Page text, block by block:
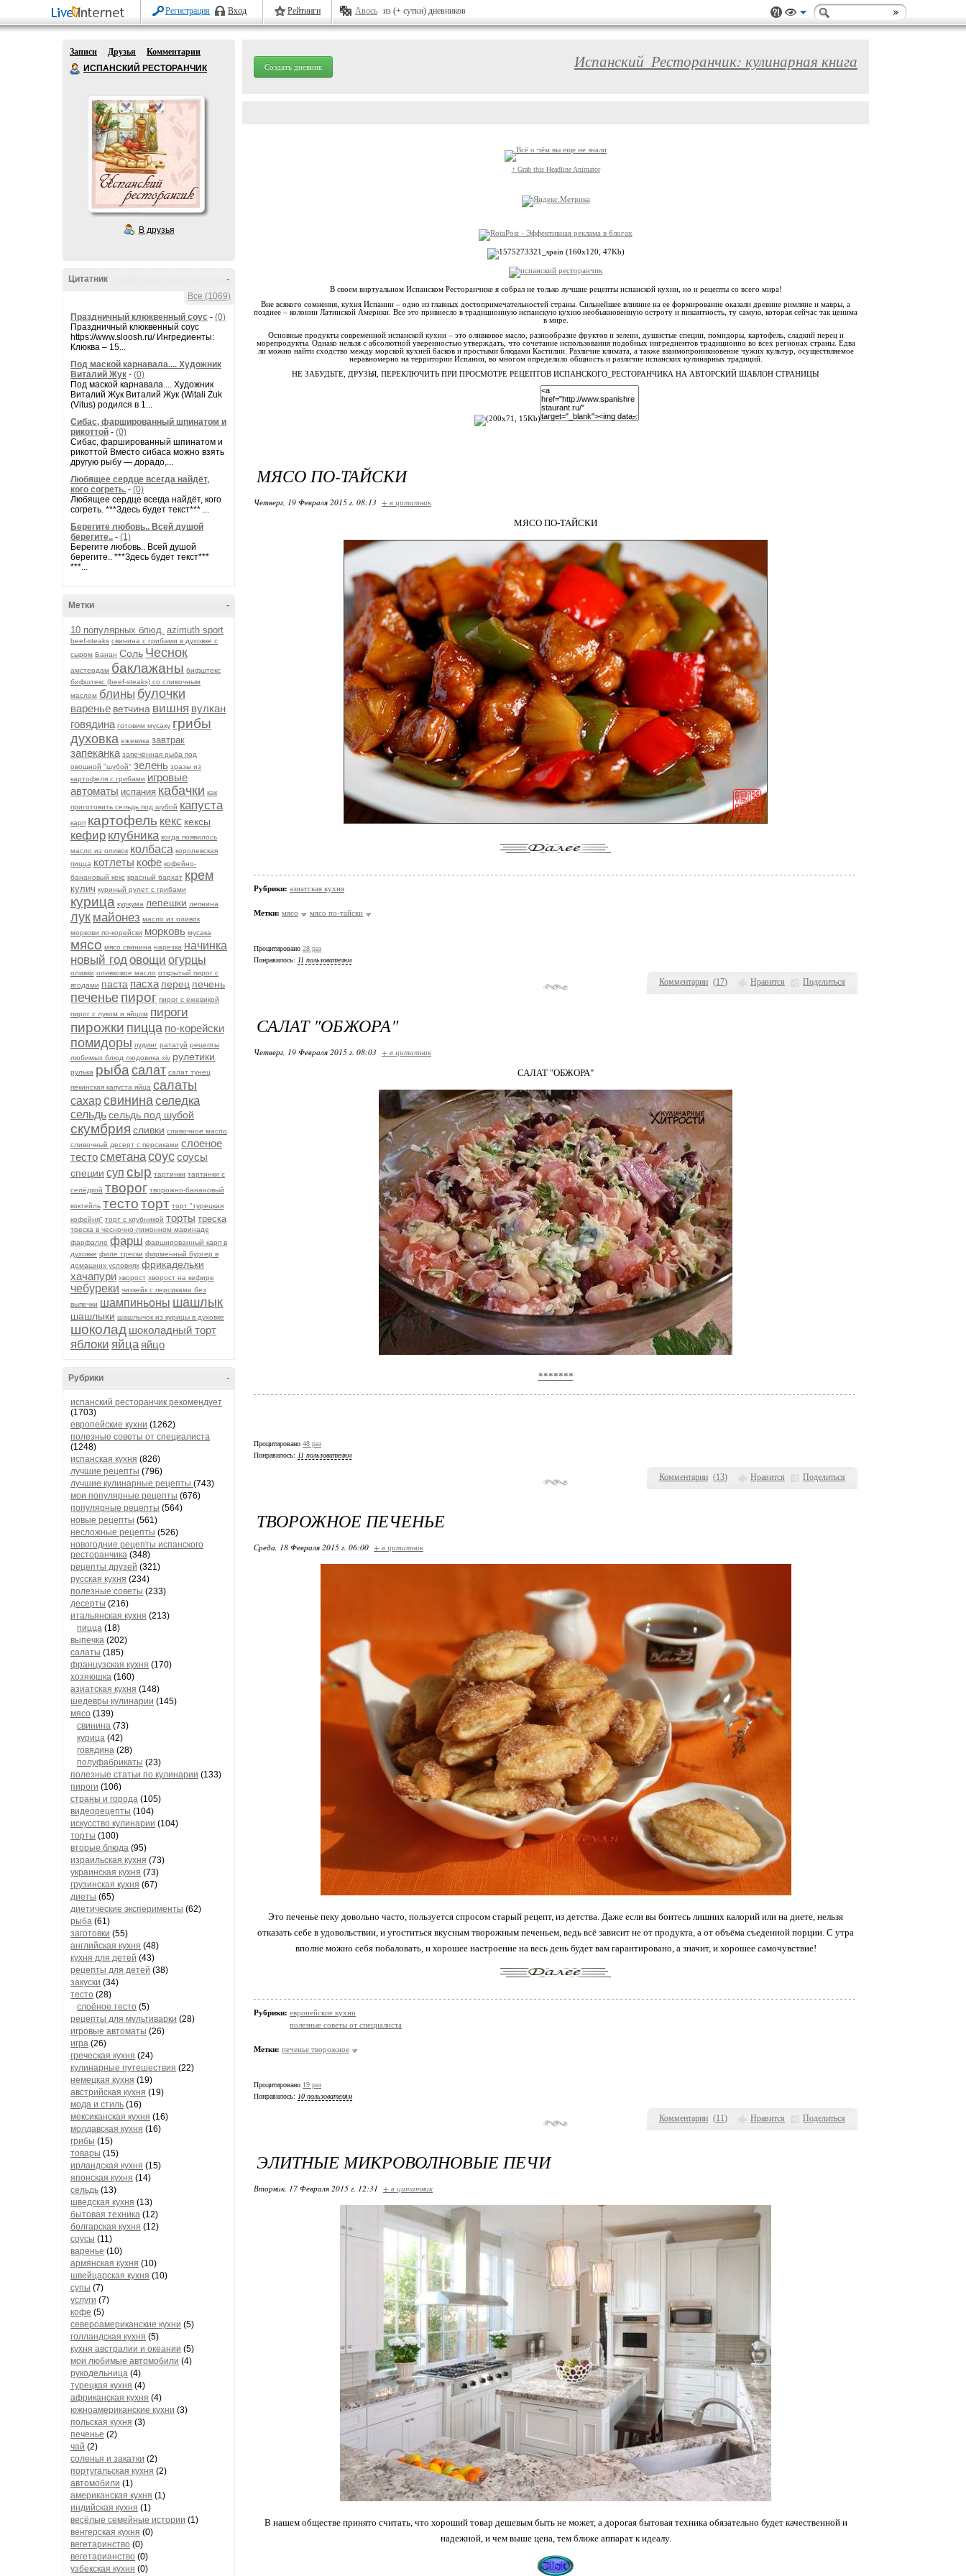
Регистрация Вход Рейтинги Авось из (+ сутки) дневников
Записи Друзья
Комментарии
ИСПАНСКИЙ РЕСТОРАНЧИК
В друзья
-
Цитатник
Все (1069)
Праздничный клюквенный соус - (0)
Праздничный клюквенный соус
https://www.sloosh.ru/ Ингредиенты:
Клюква – 15...
Под маской карнавала.... Художник
Виталий Жук - (0)
Под маской карнавала.... Художник
Виталий Жук Виталий Жук (Witali Żuk
(Vitus) родился в 1...
Сибас, фаршированный шпинатом и
рикоттой - (0)
Сибас, фаршированный шпинатом и
рикоттой Вместо сибаса можно взять
другую рыбу — дорадо,...
Любящее сердце всегда найдёт,
кого согреть. - (0)
Любящее сердце всегда найдёт, кого
согреть. ***Здесь будет текст*** ...
Берегите любовь.. Всей душой
берегите.. - (1)
Берегите любовь.. Всей душой
берегите.. ***Здесь будет текст***
***...
-
Метки
10 популярных блюд. azimuth sport
beef-stеаks cвинина с грибами в духовке с
сыром Банан Соль Чеснок
амстердам баклажаны бифштекс
бифштекс (beef-stеаks) со сливочным
маслом блины булочки
варенье ветчина вишня вулкан
говядина готовим мусаку грибы
духовка ежевика завтрак
запеканка запечённая рыба под
овощной "шубой" зелень зразы из
картофеля с грибами игровые
автоматы испания кабачки как
приготовить сельдь под шубой капуста
карп картофель кекс кексы
кефир клубника когда появилось
масло из оливок колбаса королевская
пицца котлеты кофе кофейно-
банановый кекс красный бархат крем
кулич куриный рулет с грибами
курица куркума лепешки лепнина
лук майонез масло из оливок
моркови по-корейски морковь мусака
мясо мясо свинина нарезка начинка
новый годовощи огурцы
оливки оливковое масло открытый пирог с
ягодами паста пасха перец печень
печенье пирог пирог с ежевикой
пирог с луком и яйцом пироги
пирожки пицца по-корейски
помидоры пудинг рататуй рецепты
любимых блюд людовика xiv рулетики
рулька рыба салат салат тунец
пекинская капуста яйца салаты
сахарсвининаселедка
сельдьсельдь под шубой
скумбрия сливки сливочное масло
сливочный десерт с персиками слоеное
тестосметанасоуссоусы
специи суп сыр тартинки тартинки с
селёдкой творог творожно-банановый
коктейль тестоторт торт "турецкая
кофейня" торт с клубникой торты треска
треска в чесночно-лимонном маринаде
фарфалле фарш фаршированный карп в
духовке филе трески фирменный бургер в
домашних условиях фрикадельки
хачапури хворост хворост на кефире
чебуреки чизкейк с персиками без
выпечки шампиньоны шашлык
шашлыки шашлычок из курицы в духовке
шоколад шоколадный торт
яблоки яйца яйцо
-
Рубрики
испанский ресторанчик рекомендует
(1703)
европейские кухни (1262)
полезные советы от специалиста
(1248)
испанская кухня (826)
лучшие рецепты (796)
лучшие кулинарные рецепты (743)
мои популярные рецепты (676)
популярные рецепты (564)
новые рецепты (561)
несложные рецепты (526)
новогодние рецепты испанского
ресторанчика (348)
рецепты друзей (321)
русская кухня (234)
полезные советы (233)
десерты (216)
итальянская кухня (213)
пицца (18)
выпечка (202)
салаты (185)
французская кухня (170)
хозяюшка (160)
азиатская кухня (148)
шедевры кулинарии (145)
мясо (139)
свинина (73)
курица (42)
говядина (28)
полуфабрикаты (23)
полезные статьи по кулинарии (133)
пироги (106)
страны и города (105)
видеорецепты (104)
искусство кулинарии (104)
торты (100)
вторые блюда (95)
израильская кухня (73)
украинская кухня (73)
грузинская кухня (67)
диеты (65)
диетические эксперименты (62)
рыба (61)
заготовки (55)
английская кухня (48)
кухня для детей (43)
рецепты для детей (38)
закуски (34)
тесто (28)
слоёное тесто (5)
рецепты для мультиварки (28)
игровые автоматы (26)
игра (26)
греческая кухня (24)
кулинарные путешествия (22)
немецкая кухня (19)
австрийская кухня (19)
мода и стиль (16)
мексиканская кухня (16)
молдавская кухня (16)
грибы (15)
товары (15)
ирландская кухня (15)
японская кухня (14)
сельдь (13)
шведская кухня (13)
бытовая техника (12)
болгарская кухня (12)
соусы (11)
варенье (10)
армянская кухня (10)
швейцарская кухня (10)
супы (7)
услуги (7)
кофе (5)
североамериканские кухни (5)
голландская кухня (5)
кухня австралии и океании (5)
мои любимые автомобили (4)
рукодельница (4)
турецкая кухня (4)
африканская кухня (4)
южноамериканские кухни (3)
польская кухня (3)
печенье (2)
чай (2)
соленья и закатки (2)
португальская кухня (2)
автомобили (1)
американская кухня (1)
индийская кухня (1)
весёлые семейные истории (1)
венгерская кухня (0)
вегетаринство (0)
вегетарианство (0)
узбекская кухня (0)
Создать дневник Испанский_Ресторанчик: кулинарная книга
↑ Grab this Headline Animator
В своем виртуальном Испанском Ресторанчике я собрал не только лучшие рецепты испанской кухни, но и рецепты со всего мира!
Вне всякого сомнения, кухня Испании – одно из главных достопримечательностей страны. Сильнейшее влияние на ее формирование оказали древние римляне и мавры, а
позднее – колонии Латинской Америки. Все это привнесло в традиционную испанскую кухню необыкновенную остроту и пикантность, ту самую, которая сейчас так ценима
в мире.
Основные продукты современной испанской кухни – это оливковое масло, разнообразие фруктов и зелени, душистые специи, помидоры, картофель, сладкий перец и
морепродукты. Однако нельзя с абсолютной уверенностью утверждать, что сочетание использования подобных ингредиентов традиционно во всех регионах страны. Едва
ли можно найти сходство между морской кухней басков и простыми блюдами Кастилии. Различие климата, а также взаимопроникновение чужих культур, осуществляемое
неравномерно на территории Испании, во многом определило общность и различие испанских кулинарных традиций.
НЕ ЗАБУДЬТЕ, ДРУЗЬЯ, ПЕРЕКЛЮЧИТЬ ПРИ ПРОСМОТРЕ РЕЦЕПТОВ ИСПАНСКОГО_РЕСТОРАНЧИКА НА АВТОРСКИЙ ШАБЛОН СТРАНИЦЫ
Комментарии (17) Нравится Поделиться
МЯСО ПО-ТАЙСКИ
Четверг, 19 Февраля 2015 г. 08:13 + в цитатник
МЯСО ПО-ТАЙСКИ
Рубрики: азиатская кухня
Метки: мясо мясо по-тайски
Процитировано 28 раз
Понравилось: 11 пользователям
Комментарии (13) Нравится Поделиться
САЛАТ "ОБЖОРА"
Четверг, 19 Февраля 2015 г. 08:03 + в цитатник
САЛАТ "ОБЖОРА"
*******
Процитировано 48 раз
Понравилось: 11 пользователям
Комментарии (11) Нравится Поделиться
ТВОРОЖНОЕ ПЕЧЕНЬЕ
Среда, 18 Февраля 2015 г. 06:00 + в цитатник
Это печенье пеку довольно часто, пользуется спросом старый рецепт, из детства. Даже если вы боитесь лишних калорий или на диете, нельзя
отказать себе в удовольствии, и угоститься вкусным творожным печеньем, ведь всё зависит не от продукта, а от объёма съеденной порции. С утра
вполне можно себя побаловать, и хорошее настроение на весь день будет вам гарантировано, а значит, и хорошее самочувствие!
Рубрики: европейские кухни
полезные советы от специалиста
Метки: печенье творожное
Процитировано 19 раз
Понравилось: 10 пользователям
ЭЛИТНЫЕ МИКРОВОЛНОВЫЕ ПЕЧИ
Вторник, 17 Февраля 2015 г. 12:31 + в цитатник
В нашем обществе принято считать, что хороший товар дешевым быть не может, а дорогая бытовая техника обязательно будет качественной и
надежной, и чем выше цена, тем ближе аппарат к идеалу.